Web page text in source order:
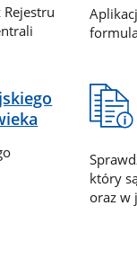
który
oraz w